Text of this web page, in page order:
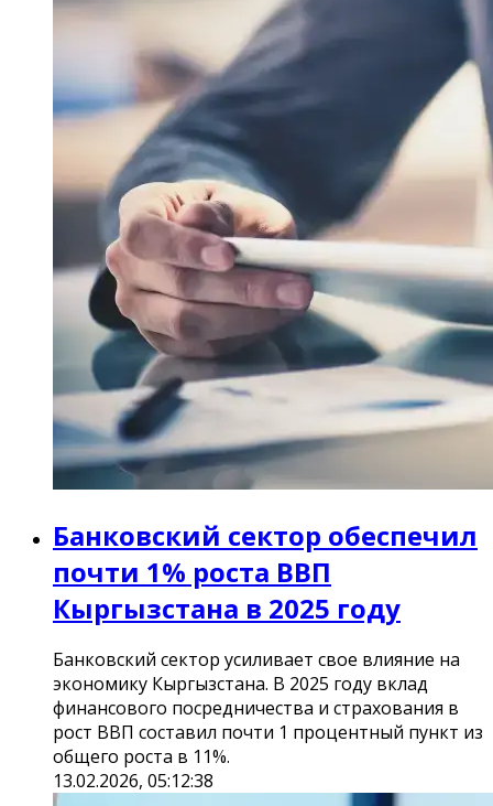
Банковский сектор обеспечил
почти 1% роста ВВП
Кыргызстана в 2025 году
Банковский сектор усиливает свое влияние на
экономику Кыргызстана. В 2025 году вклад
финансового посредничества и страхования в
рост ВВП составил почти 1 процентный пункт из
общего роста в 11%.
13.02.2026, 05:12:38